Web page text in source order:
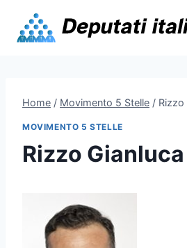
content
Home / Movimento 5 Stelle / Rizzo
MOVIMENTO 5 STELLE
Rizzo